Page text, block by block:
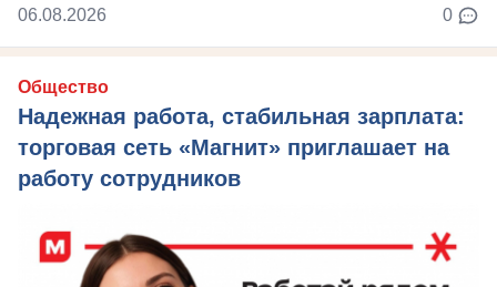
06.08.2026 0
Общество
Надежная работа, стабильная зарплата:
торговая сеть «Магнит» приглашает на
работу сотрудников